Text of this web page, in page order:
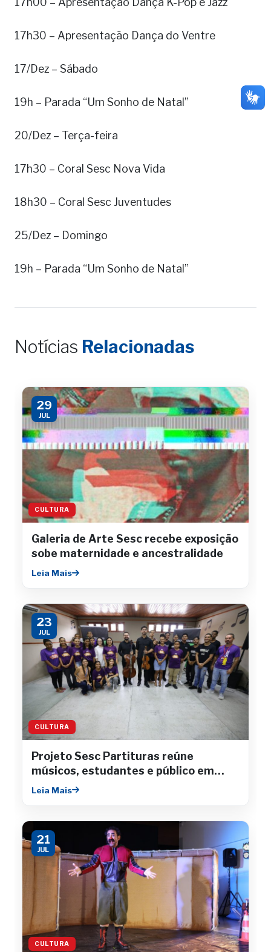
17h30 – Apresentação Dança do Ventre
17/Dez – Sábado
19h – Parada “Um Sonho de Natal”
20/Dez – Terça-feira
17h30 – Coral Sesc Nova Vida
18h30 – Coral Sesc Juventudes
25/Dez – Domingo
19h – Parada “Um Sonho de Natal”
Notícias Relacionadas
29
JUL
CULTURA
Galeria de Arte Sesc recebe exposição
sobe maternidade e ancestralidade
Leia Mais
23
JUL
CULTURA
Projeto Sesc Partituras reúne
músicos, estudantes e público em
concertos gratuitos
Leia Mais
21
JUL
CULTURA